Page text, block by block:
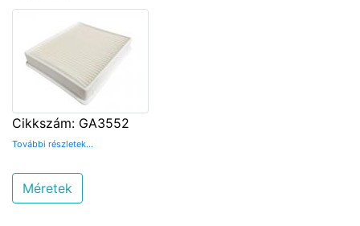
Cikkszám: GA3552
További részletek...
Méretek